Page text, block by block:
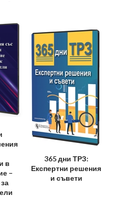
в
–
365 дни ТРЗ:
Експертни решения
и съвети